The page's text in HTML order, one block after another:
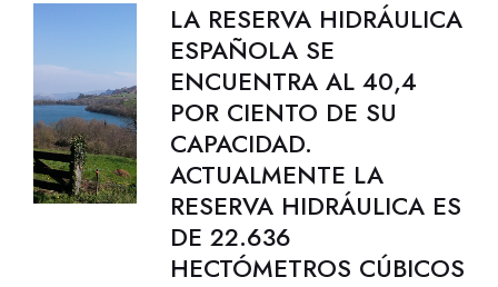
LA RESERVA HIDRÁULICA
ESPAÑOLA SE
ENCUENTRA AL 40,4
POR CIENTO DE SU
CAPACIDAD.
ACTUALMENTE LA
RESERVA HIDRÁULICA ES
DE 22.636
HECTÓMETROS CÚBICOS